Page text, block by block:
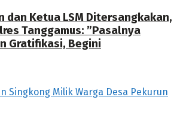
dan Ketua LSM Ditersangkakan,
Tanggamus: ”Pasalnya
Gratifikasi, Begini